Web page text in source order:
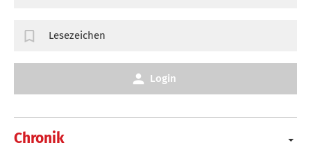
Chronik
Lesezeichen
Login